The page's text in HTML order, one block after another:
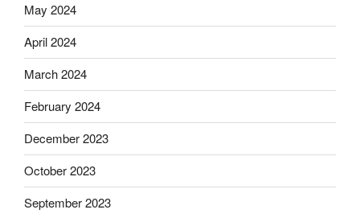
May 2024
April 2024
March 2024
February 2024
December 2023
October 2023
September 2023